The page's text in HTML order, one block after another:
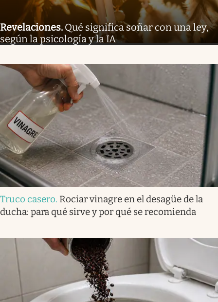
Revelaciones. Qué significa soñar con una ley,
según la psicología y la IA
Truco casero. Rociar vinagre en el desagüe de la
ducha: para qué sirve y por qué se recomienda